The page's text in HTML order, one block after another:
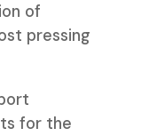
of
pressing
for the